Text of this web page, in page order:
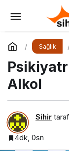
Sağlık
Alkol
Sihir
4dk, 0sn
MS
Yorum Yap